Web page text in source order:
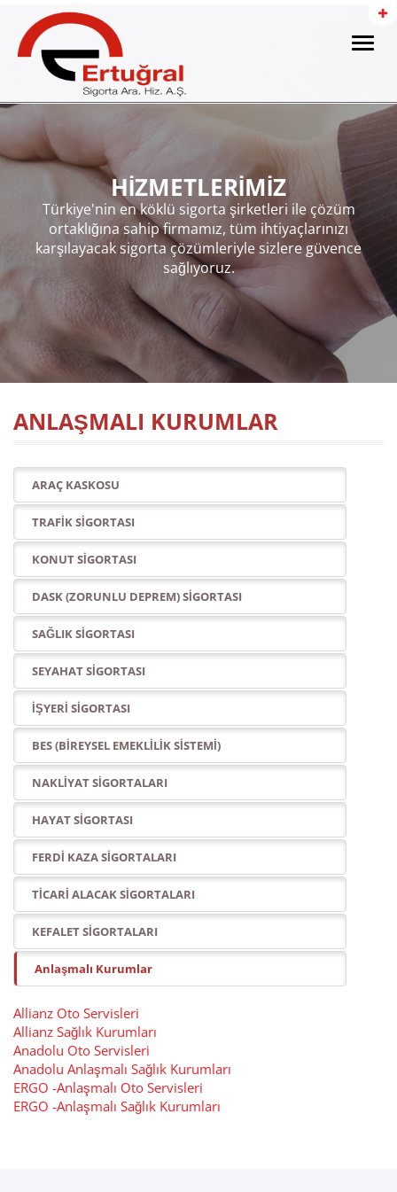
Toggle
HİZMETLERİMİZ
Türkiye'nin en köklü sigorta şirketleri ile çözüm
ortaklığına sahip firmamız, tüm ihtiyaçlarınızı
karşılayacak sigorta çözümleriyle sizlere güvence
sağlıyoruz.
ANLAŞMALI KURUMLAR
ARAÇ KASKOSU
TRAFİK SİGORTASI
KONUT SİGORTASI
DASK (ZORUNLU DEPREM) SİGORTASI
SAĞLIK SİGORTASI
SEYAHAT SİGORTASI
İŞYERİ SİGORTASI
BES (BİREYSEL EMEKLİLİK SİSTEMİ)
NAKLİYAT SİGORTALARI
HAYAT SİGORTASI
FERDİ KAZA SİGORTALARI
TİCARİ ALACAK SİGORTALARI
KEFALET SİGORTALARI
Anlaşmalı Kurumlar
Allianz Oto Servisleri
Allianz Sağlık Kurumları
Anadolu Oto Servisleri
Anadolu Anlaşmalı Sağlık Kurumları
ERGO -Anlaşmalı Oto Servisleri
ERGO -Anlaşmalı Sağlık Kurumları